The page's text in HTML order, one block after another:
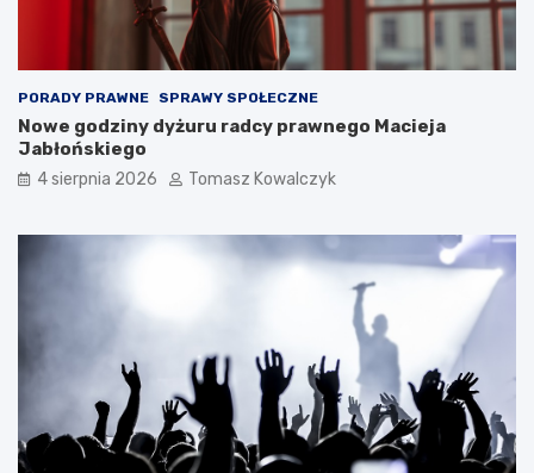
PORADY PRAWNE SPRAWY SPOŁECZNE
Nowe godziny dyżuru radcy prawnego Macieja
Jabłońskiego
4 sierpnia 2026 Tomasz Kowalczyk